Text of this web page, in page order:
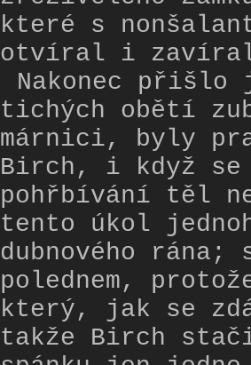
které s
otvíral i zavíral
Nakonec
tichých obětí
márnici, byly
Birch, i když se
pohřbívání těl
tento úkol
dubnového
polednem,
který, jak se
takže Birch